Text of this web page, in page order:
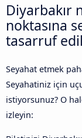
Diyarbakır
noktasına
tasarruf
Seyahat etmek
Seyahatiniz için
istiyorsunuz? O
izleyin: